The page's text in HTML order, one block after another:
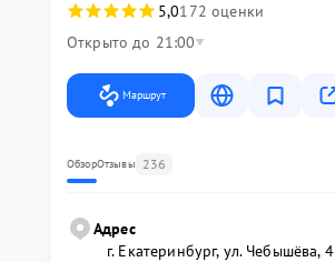
5,0172 оценки
Открыто до 21:00
Маршрут
ОбзорОтзывы 236
Адрес
г. Екатеринбург, ул. Чебышёва, 4